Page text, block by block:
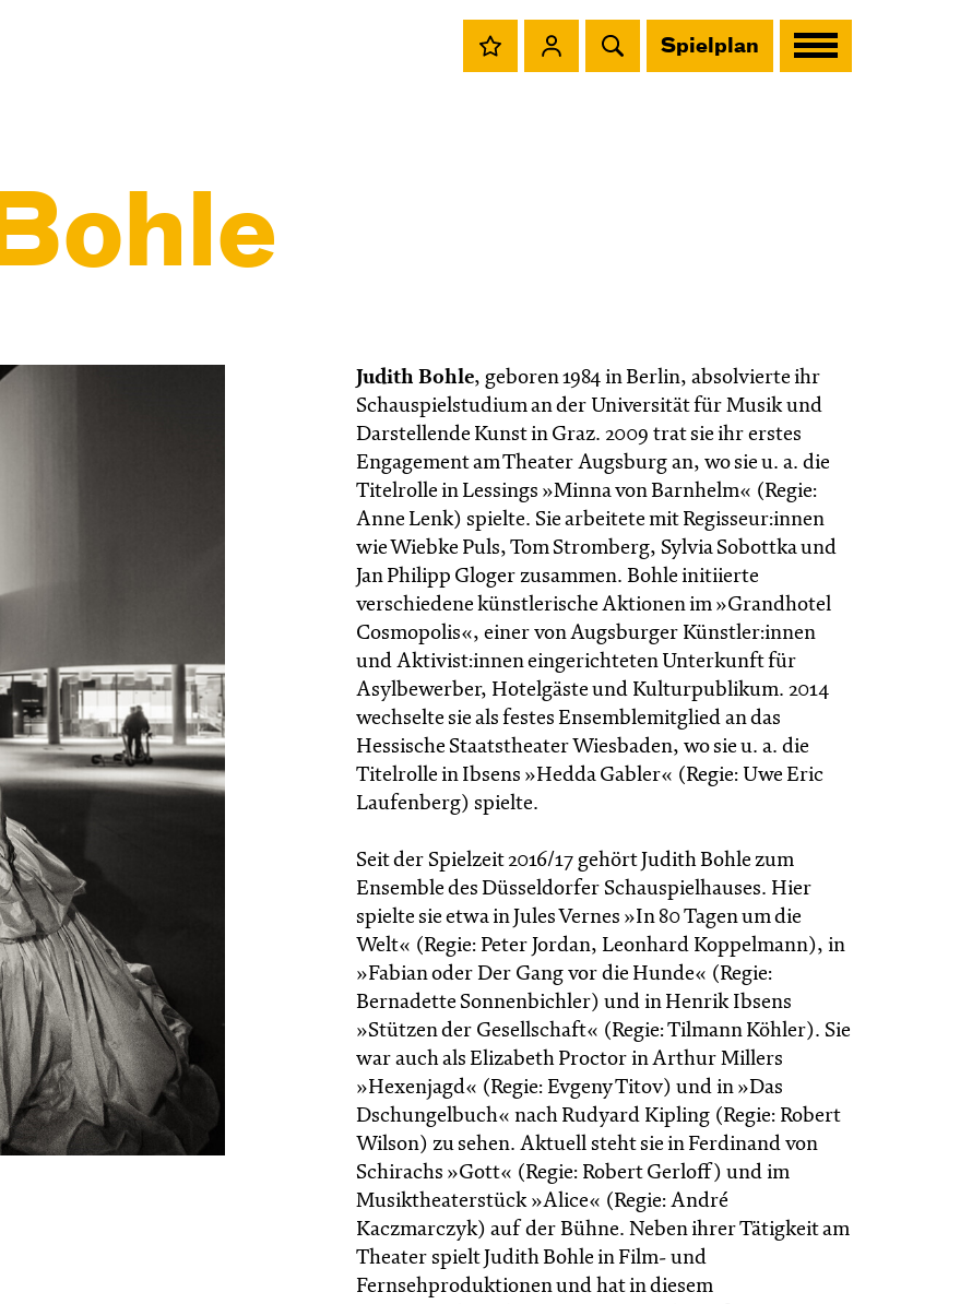
Spielplan
Judith Bohle, geboren 1984 in Berlin, absolvierte ihr
Schauspielstudium an der Universität für Musik und
Darstellende Kunst in Graz. 2009 trat sie ihr erstes
Engagement am Theater Augsburg an, wo sie u. a. die
Titelrolle in Lessings »Minna von Barnhelm« (Regie:
Anne Lenk) spielte. Sie arbeitete mit Regisseur:innen
wie Wiebke Puls, Tom Stromberg, Sylvia Sobottka und
Jan Philipp Gloger zusammen. Bohle initiierte
verschiedene künstlerische Aktionen im »Grandhotel
Cosmopolis«, einer von Augsburger Künstler:innen
und Aktivist:innen eingerichteten Unterkunft für
Asylbewerber, Hotelgäste und Kulturpublikum. 2014
wechselte sie als festes Ensemblemitglied an das
Hessische Staatstheater Wiesbaden, wo sie u. a. die
Titelrolle in Ibsens »Hedda Gabler« (Regie: Uwe Eric
Laufenberg) spielte.
Seit der Spielzeit 2016/17 gehört Judith Bohle zum
Ensemble des Düsseldorfer Schauspielhauses. Hier
spielte sie etwa in Jules Vernes »In 80 Tagen um die
Welt« (Regie: Peter Jordan, Leonhard Koppelmann), in
»Fabian oder Der Gang vor die Hunde« (Regie:
Bernadette Sonnenbichler) und in Henrik Ibsens
»Stützen der Gesellschaft« (Regie: Tilmann Köhler). Sie
war auch als Elizabeth Proctor in Arthur Millers
»Hexenjagd« (Regie: Evgeny Titov) und in »Das
Dschungelbuch« nach Rudyard Kipling (Regie: Robert
Wilson) zu sehen. Aktuell steht sie in Ferdinand von
Schirachs »Gott« (Regie: Robert Gerloff) und im
Musiktheaterstück »Alice« (Regie: André
Kaczmarczyk) auf der Bühne. Neben ihrer Tätigkeit am
Theater spielt Judith Bohle in Film- und
Fernsehproduktionen und hat in diesem